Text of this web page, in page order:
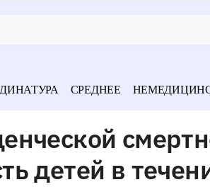
СРЕДНЕЕ
детей в